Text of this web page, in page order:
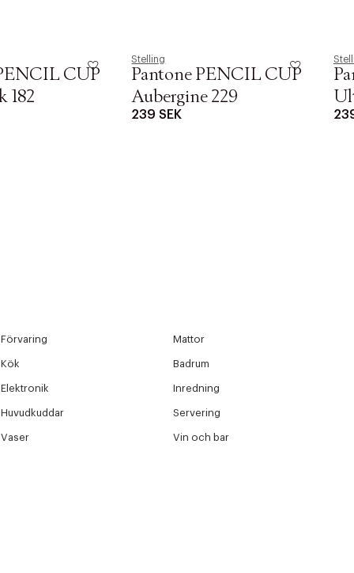
CUP
182
Stelling
Pantone PENCIL CUP
Aubergine 229
239 SEK
Förvaring Mattor
Kök Badrum
Elektronik Inredning
Huvudkuddar Servering
Vaser Vin och bar
kunne se